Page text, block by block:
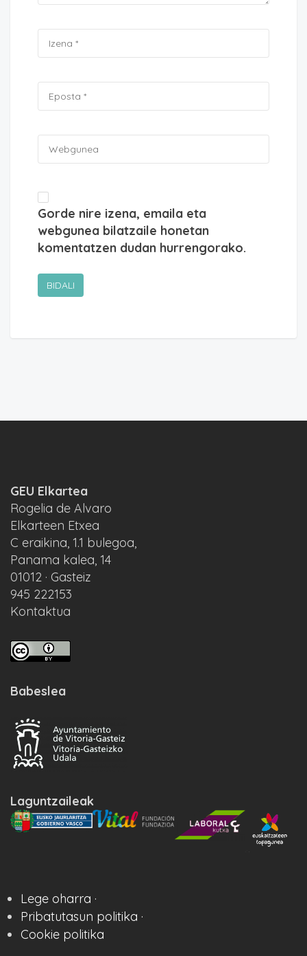
Gorde nire izena, emaila eta
webgunea bilatzaile honetan
komentatzen dudan hurrengorako.
GEU Elkartea
Rogelia de Alvaro
Elkarteen Etxea
C eraikina, 1.1 bulegoa,
Panama kalea, 14
01012 · Gasteiz
945 222153
Kontaktua
Babeslea
Laguntzaileak
Lege oharra ·
Pribatutasun politika ·
Cookie politika